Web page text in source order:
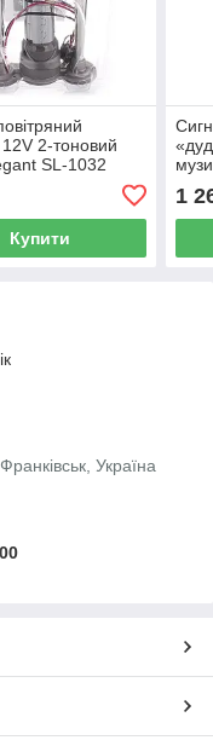
2-тоновий
SL-1032
Купити
1
Україна